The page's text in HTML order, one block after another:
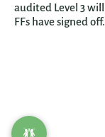
audited Level 3
FFs have signed off.